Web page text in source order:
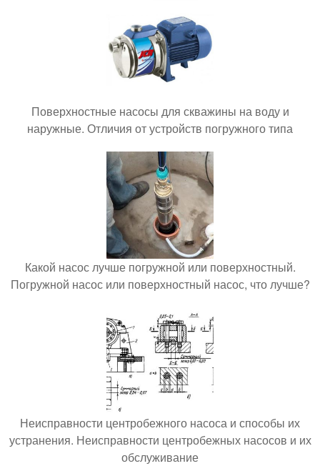
Поверхностные насосы для скважины на воду и
наружные. Отличия от устройств погружного типа
Какой насос лучше погружной или поверхностный.
Погружной насос или поверхностный насос, что лучше?
Неисправности центробежного насоса и способы их
устранения. Неисправности центробежных насосов и их
обслуживание